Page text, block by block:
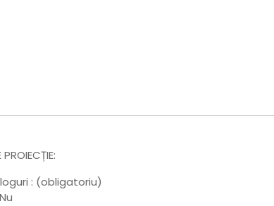
: (obligatoriu)
Nu